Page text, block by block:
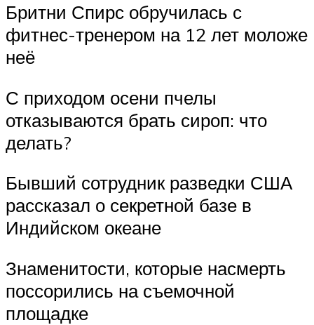
Бритни Спирс обручилась с
фитнес-тренером на 12 лет моложе
неё
С приходом осени пчелы
отказываются брать сироп: что
делать?
Бывший сотрудник разведки США
рассказал о секретной базе в
Индийском океане
Знаменитости, которые насмерть
поссорились на съемочной
площадке